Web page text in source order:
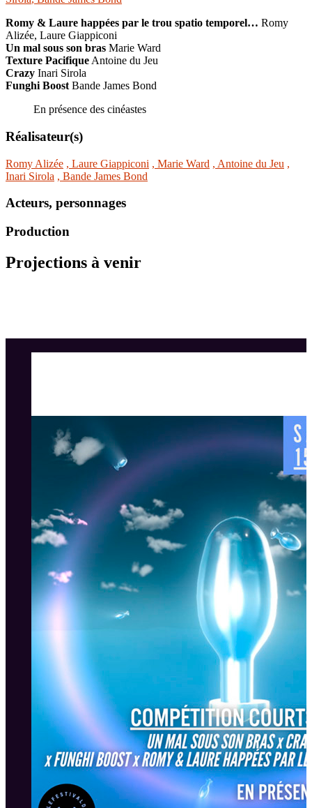
Romy & Laure happées par le trou spatio temporel… Romy
Alizée, Laure Giappiconi
Un mal sous son bras Marie Ward
Texture Pacifique Antoine du Jeu
Crazy Inari Sirola
Funghi Boost Bande James Bond
En présence des cinéastes
Réalisateur(s)
Romy Alizée , Laure Giappiconi , Marie Ward , Antoine du Jeu ,
Inari Sirola , Bande James Bond
Acteurs, personnages
Production
Projections à venir